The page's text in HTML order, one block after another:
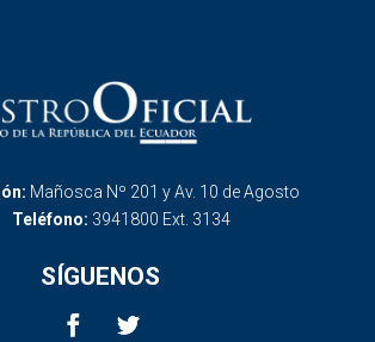
Mañosca Nº 201 y Av. 10 de Agosto
Teléfono: 3941800 Ext. 3134
SÍGUENOS